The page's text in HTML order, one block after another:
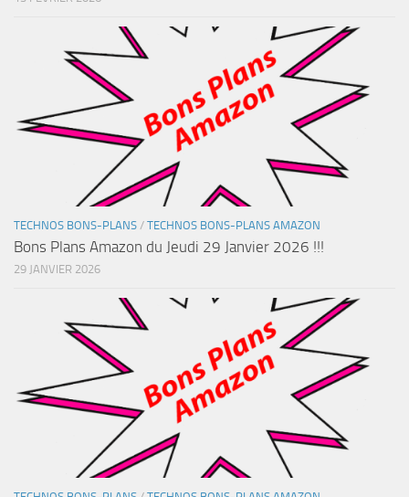
TECHNOS BONS-PLANS / TECHNOS BONS-PLANS AMAZON
Bons Plans Amazon du Jeudi 29 Janvier 2026 !!!
29 JANVIER 2026